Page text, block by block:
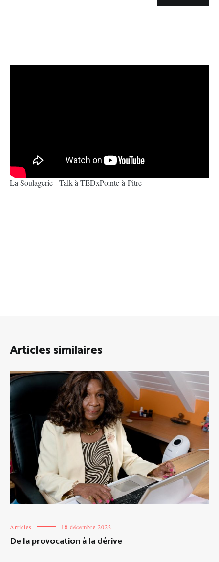
La Soulagerie - Talk à TEDxPointe-à-Pitre
Articles similaires
Articles 18 décembre 2022
De la provocation à la dérive